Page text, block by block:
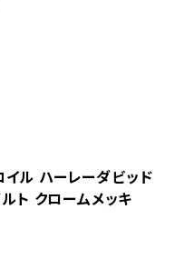
ル ハーレーダビッド
ト クロームメッキ